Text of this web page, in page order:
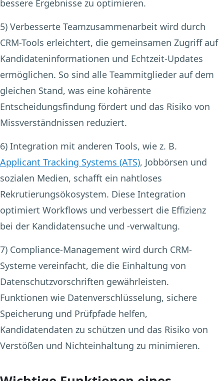
bessere Ergebnisse zu optimieren.
5) Verbesserte Teamzusammenarbeit wird durch
CRM-Tools erleichtert, die gemeinsamen Zugriff auf
Kandidateninformationen und Echtzeit-Updates
ermöglichen. So sind alle Teammitglieder auf dem
gleichen Stand, was eine kohärente
Entscheidungsfindung fördert und das Risiko von
Missverständnissen reduziert.
6) Integration mit anderen Tools, wie z. B.
Applicant Tracking Systems (ATS), Jobbörsen und
sozialen Medien, schafft ein nahtloses
Rekrutierungsökosystem. Diese Integration
optimiert Workflows und verbessert die Effizienz
bei der Kandidatensuche und -verwaltung.
7) Compliance-Management wird durch CRM-
Systeme vereinfacht, die die Einhaltung von
Datenschutzvorschriften gewährleisten.
Funktionen wie Datenverschlüsselung, sichere
Speicherung und Prüfpfade helfen,
Kandidatendaten zu schützen und das Risiko von
Verstößen und Nichteinhaltung zu minimieren.